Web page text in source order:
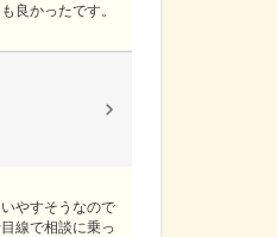
良かったです。
やすそうなので
線で相談に乗っ